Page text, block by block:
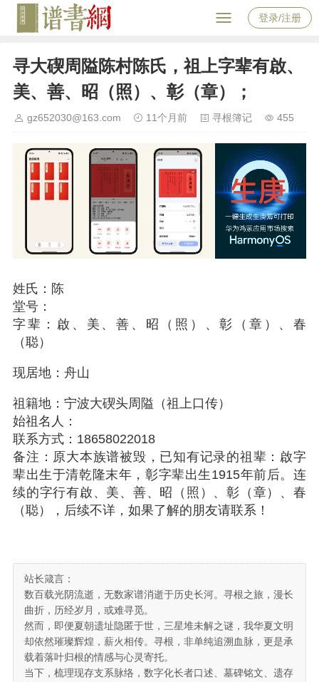
登录/注册
寻大碶周隘陈村陈氏，祖上字辈有啟、
美、善、昭（照）、彰（章）；
gz652030@163.com 11个月前 寻根簿记 455
姓氏：陈
堂号：
字辈：啟、美、善、昭（照）、彰（章）、春
（聪）
现居地：舟山
祖籍地：宁波大碶头周隘（祖上口传）
始祖名人：
联系方式：18658022018
备注：原大本族谱被毁，已知有记录的祖辈：啟字
辈出生于清乾隆末年，彰字辈出生1915年前后。连
续的字行有啟、美、善、昭（照）、彰（章）、春
（聪），后续不详，如果了解的朋友请联系！
站长箴言：
数百载光阴流逝，无数家谱消逝于历史长河。寻根之旅，漫长
曲折，历经岁月，或难寻觅。
然而，即便夏朝遗址隐匿于世，三星堆未解之谜，我华夏文明
却依然璀璨辉煌，薪火相传。寻根，非单纯追溯血脉，更是承
载着落叶归根的情感与心灵寄托。
当下，梳理现存支系脉络，数字化长者口述、墓碑铭文、遗存